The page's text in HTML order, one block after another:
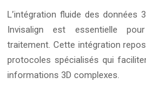
L’intégration fluide des données
Invisalign est essentielle
traitement. Cette intégration
protocoles spécialisés qui
informations 3D complexes.